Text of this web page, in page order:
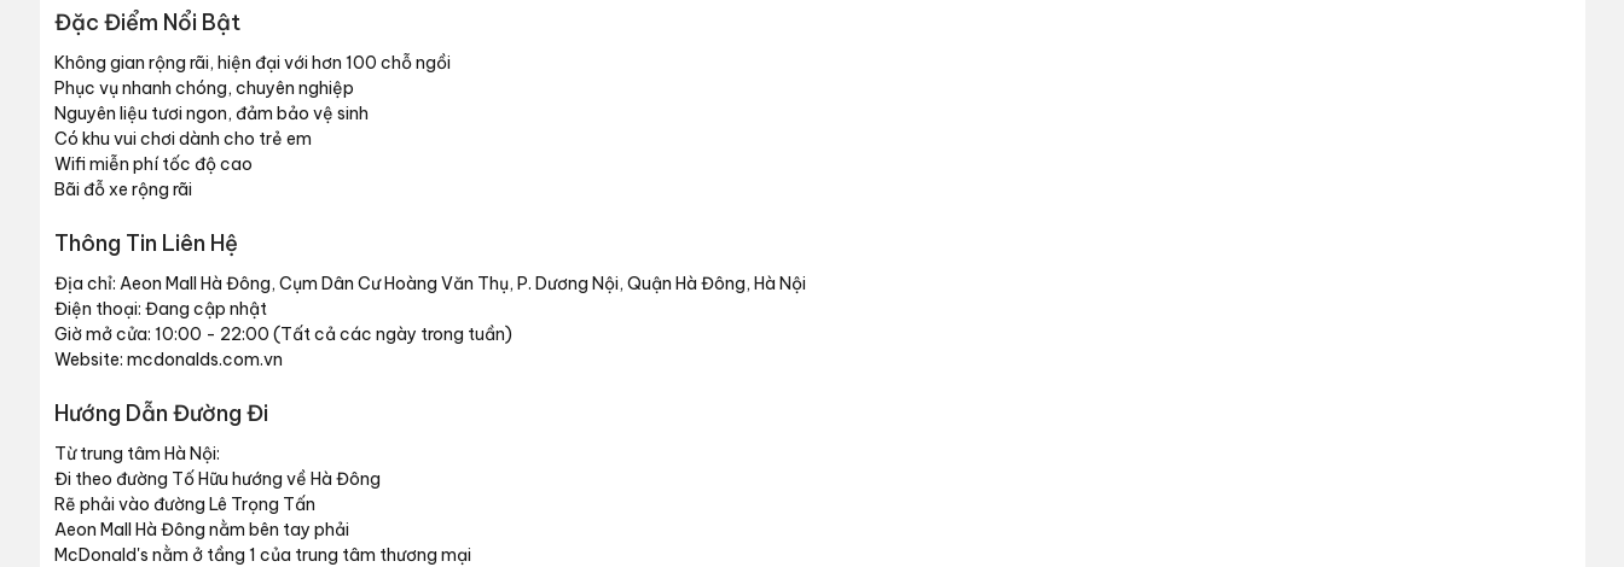
Đặc Điểm Nổi Bật
Không gian rộng rãi, hiện đại với hơn 100 chỗ ngồi
Phục vụ nhanh chóng, chuyên nghiệp
Nguyên liệu tươi ngon, đảm bảo vệ sinh
Có khu vui chơi dành cho trẻ em
Wifi miễn phí tốc độ cao
Bãi đỗ xe rộng rãi
Thông Tin Liên Hệ
Địa chỉ: Aeon Mall Hà Đông, Cụm Dân Cư Hoàng Văn Thụ, P. Dương Nội, Quận Hà Đông, Hà Nội
Điện thoại: Đang cập nhật
Giờ mở cửa: 10:00 - 22:00 (Tất cả các ngày trong tuần)
Website: mcdonalds.com.vn
Hướng Dẫn Đường Đi
Từ trung tâm Hà Nội:
Đi theo đường Tố Hữu hướng về Hà Đông
Rẽ phải vào đường Lê Trọng Tấn
Aeon Mall Hà Đông nằm bên tay phải
McDonald's nằm ở tầng 1 của trung tâm thương mại